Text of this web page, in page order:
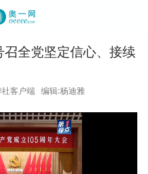
全党坚定信心、接续
客户端 编辑:杨迪雅